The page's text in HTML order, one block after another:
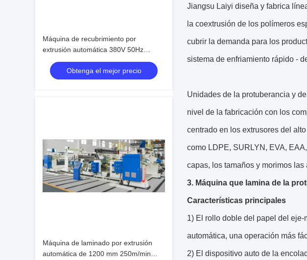
Máquina de recubrimiento por
extrusión automática 380V 50Hz
250m/min
Obtenga el mejor precio
Máquina de laminado por extrusión
automática de 1200 mm 250m/min
Jiangsu Laiyi diseña y fabrica
la coextrusión de los polímeros
cubrir la demanda para los
sistema de enfriamiento rápido -
Unidades de la protuberancia y
nivel de la fabricación con los
centrado en los extrusores del
como LDPE, SURLYN, EVA,
capas, los tamaños y morimos las
3. Máquina que lamina de la
Características principales
1) El rollo doble del papel del
automática, una operación más
2) El dispositivo auto de la